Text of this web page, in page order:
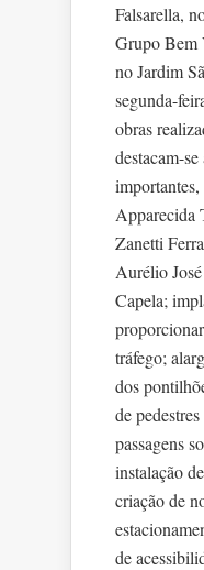
Falsarella,
Grupo Bem
no Jardim
segunda-
obras
destacam-
Apparecida
Zanetti
Aurélio
Capela;
tráfego;
dos
de
passagens
instalação
criação de
de